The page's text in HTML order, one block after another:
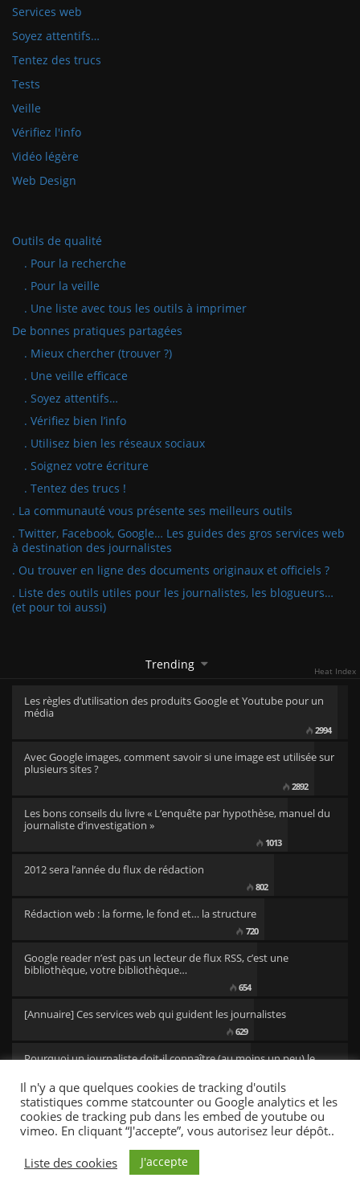
Services web
Soyez attentifs…
Tentez des trucs
Tests
Veille
Vérifiez l'info
Vidéo légère
Web Design
Outils de qualité
. Pour la recherche
. Pour la veille
. Une liste avec tous les outils à imprimer
De bonnes pratiques partagées
. Mieux chercher (trouver ?)
. Une veille efficace
. Soyez attentifs…
. Vérifiez bien l’info
. Utilisez bien les réseaux sociaux
. Soignez votre écriture
. Tentez des trucs !
. La communauté vous présente ses meilleurs outils
. Twitter, Facebook, Google… Les guides des gros services web
à destination des journalistes
. Ou trouver en ligne des documents originaux et officiels ?
. Liste des outils utiles pour les journalistes, les blogueurs…
(et pour toi aussi)
Trending Heat Index
Les règles d’utilisation des produits Google et Youtube pour un
média
2994
Avec Google images, comment savoir si une image est utilisée sur
plusieurs sites ?
2892
Les bons conseils du livre « L’enquête par hypothèse, manuel du
journaliste d’investigation »
1013
2012 sera l’année du flux de rédaction
802
Rédaction web : la forme, le fond et… la structure
720
Google reader n’est pas un lecteur de flux RSS, c’est une
bibliothèque, votre bibliothèque…
654
[Annuaire] Ces services web qui guident les journalistes
629
Pourquoi un journaliste doit-il connaître (au moins un peu) le
501
Fonts by Google Fonts. Icons by Fontello. Full Credits
Il n'y a que quelques cookies de tracking d'outils
statistiques comme statcounter ou Google analytics et les
cookies de tracking pub dans les embed de youtube ou
vimeo. En cliquant “J'accepte”, vous autorisez leur dépôt..
Liste des cookies
J'accepte